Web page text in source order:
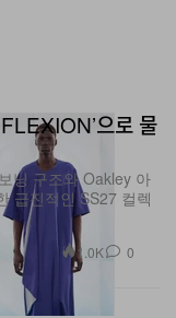
으로 물
닝 구조와 Oakley 아
급진적인 SS27 컬렉
1.0K 0